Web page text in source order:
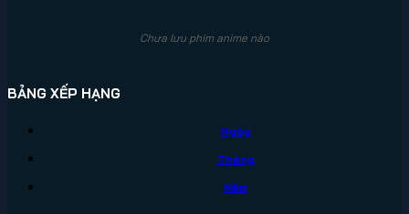
Chưa lưu phim anime nào
BẢNG XẾP HẠNG
Ngày
Tháng
Năm